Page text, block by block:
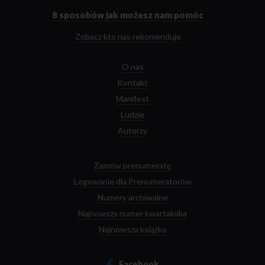
8 sposobów jak możesz nam pomóc
Zobacz kto nas rekomenduje
O nas
Kontakt
Manifest
Ludzie
Autorzy
Zamów prenumeratę
Logowanie dla Prenumeratorów
Numery archiwalne
Najnowszy numer kwartalnika
Najnowsza książka